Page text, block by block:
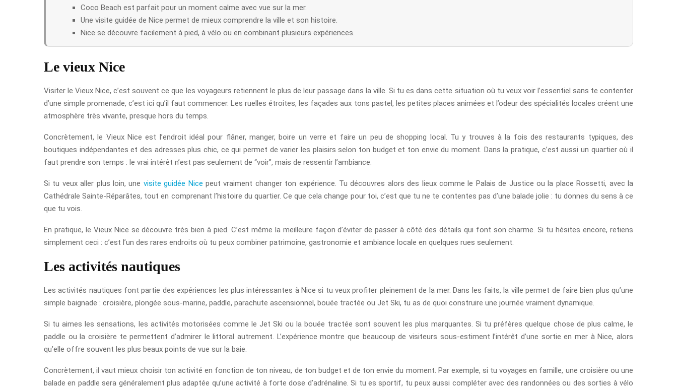
Coco Beach est parfait pour un moment calme avec vue sur la mer.
Une visite guidée de Nice permet de mieux comprendre la ville et son histoire.
Nice se découvre facilement à pied, à vélo ou en combinant plusieurs expériences.
Le vieux Nice
Visiter le Vieux Nice, c’est souvent ce que les voyageurs retiennent le plus de leur passage dans la ville. Si tu es dans cette situation où tu veux voir l’essentiel sans te contenter
d’une simple promenade, c’est ici qu’il faut commencer. Les ruelles étroites, les façades aux tons pastel, les petites places animées et l’odeur des spécialités locales créent une
atmosphère très vivante, presque hors du temps.
Concrètement, le Vieux Nice est l’endroit idéal pour flâner, manger, boire un verre et faire un peu de shopping local. Tu y trouves à la fois des restaurants typiques, des
boutiques indépendantes et des adresses plus chic, ce qui permet de varier les plaisirs selon ton budget et ton envie du moment. Dans la pratique, c’est aussi un quartier où il
faut prendre son temps : le vrai intérêt n’est pas seulement de “voir”, mais de ressentir l’ambiance.
Si tu veux aller plus loin, une visite guidée Nice peut vraiment changer ton expérience. Tu découvres alors des lieux comme le Palais de Justice ou la place Rossetti, avec la
Cathédrale Sainte-Réparâtes, tout en comprenant l’histoire du quartier. Ce que cela change pour toi, c’est que tu ne te contentes pas d’une balade jolie : tu donnes du sens à ce
que tu vois.
En pratique, le Vieux Nice se découvre très bien à pied. C’est même la meilleure façon d’éviter de passer à côté des détails qui font son charme. Si tu hésites encore, retiens
simplement ceci : c’est l’un des rares endroits où tu peux combiner patrimoine, gastronomie et ambiance locale en quelques rues seulement.
Les activités nautiques
Les activités nautiques font partie des expériences les plus intéressantes à Nice si tu veux profiter pleinement de la mer. Dans les faits, la ville permet de faire bien plus qu’une
simple baignade : croisière, plongée sous-marine, paddle, parachute ascensionnel, bouée tractée ou Jet Ski, tu as de quoi construire une journée vraiment dynamique.
Si tu aimes les sensations, les activités motorisées comme le Jet Ski ou la bouée tractée sont souvent les plus marquantes. Si tu préfères quelque chose de plus calme, le
paddle ou la croisière te permettent d’admirer le littoral autrement. L’expérience montre que beaucoup de visiteurs sous-estiment l’intérêt d’une sortie en mer à Nice, alors
qu’elle offre souvent les plus beaux points de vue sur la baie.
Concrètement, il vaut mieux choisir ton activité en fonction de ton niveau, de ton budget et de ton envie du moment. Par exemple, si tu voyages en famille, une croisière ou une
balade en paddle sera généralement plus adaptée qu’une activité à forte dose d’adrénaline. Si tu es sportif, tu peux aussi compléter avec des randonnées ou des sorties à vélo